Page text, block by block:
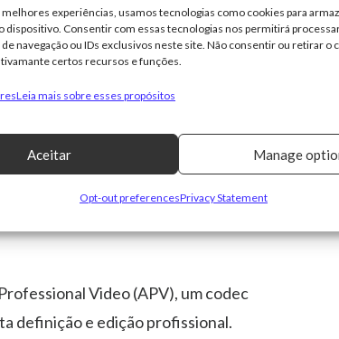
experiências, usamos tecnologias como cookies para
dispositivo. Consentir com essas tecnologias nos permitirá
navegação ou IDs exclusivos neste site. Não consentir ou retirar o
certos recursos e funções.
Leia mais sobre esses propósitos
Aceitar Manage
Opt-out preferencesPrivacy Statement
de ecrã superior a 600dpi,
em 2026, eliminando a
APV
Video (APV), um codec
definição e edição profissional.